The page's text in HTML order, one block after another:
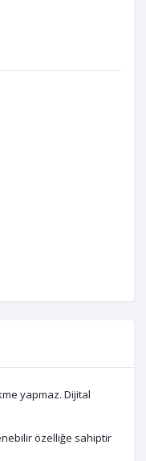
yapmaz. Dijital
özelliğe sahiptir